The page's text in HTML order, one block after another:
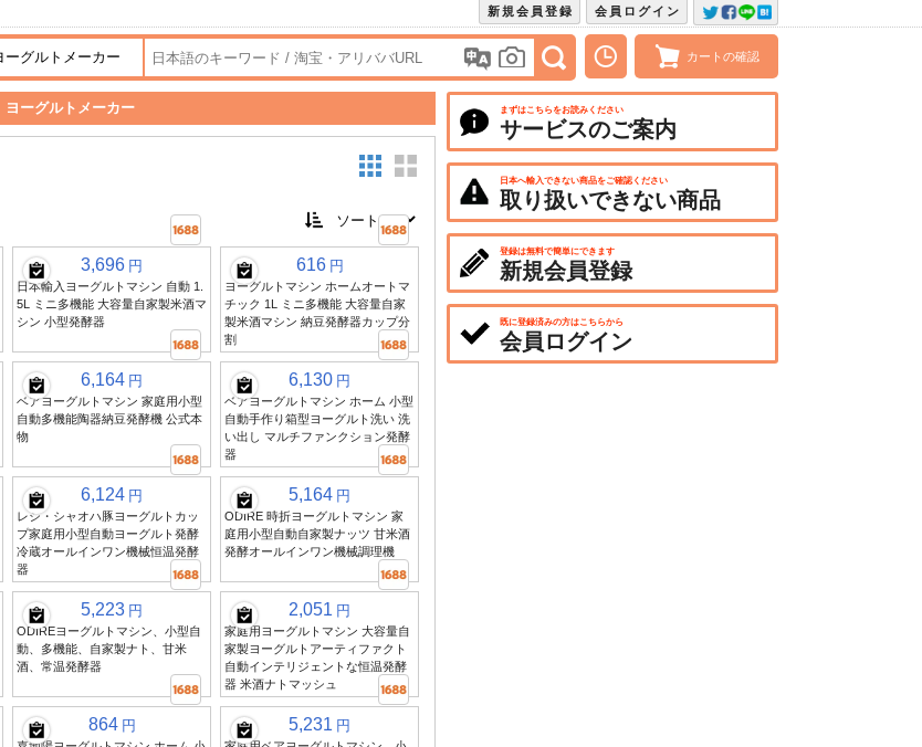
会員ログイン
新規会員登録
カートの確認
ヨーグルトメーカー
3,696 円
日本輸入ヨーグルトマシン 自動 1.
5L ミニ多機能 大容量自家製米酒マ
シン 小型発酵器
616 円
ヨーグルトマシン ホームオートマ
チック 1L ミニ多機能 大容量自家
製米酒マシン 納豆発酵器カップ分
割
6,164 円
ベアヨーグルトマシン 家庭用小型
自動多機能陶器納豆発酵機 公式本
物
6,130 円
ベアヨーグルトマシン ホーム 小型
自動手作り箱型ヨーグルト洗い 洗
い出し マルチファンクション発酵
器
6,124 円
レシ・シャオハ豚ヨーグルトカッ
プ家庭用小型自動ヨーグルト発酵
冷蔵オールインワン機械恒温発酵
器
5,164 円
ODIRE 時折ヨーグルトマシン 家
庭用小型自動自家製ナッツ 甘米酒
発酵オールインワン機械調理機
5,223 円
ODIREヨーグルトマシン、小型自
動、多機能、自家製ナト、甘米
酒、常温発酵器
2,051 円
家庭用ヨーグルトマシン 大容量自
家製ヨーグルトアーティファクト
自動インテリジェントな恒温発酵
器 米酒ナトマッシュ
864 円 5,231 円
まずはこちらをお読みください
サービスのご案内
日本へ輸入できない商品をご確認ください
取り扱いできない商品
登録は無料で簡単にできます
新規会員登録
既に登録済みの方はこちらから
会員ログイン